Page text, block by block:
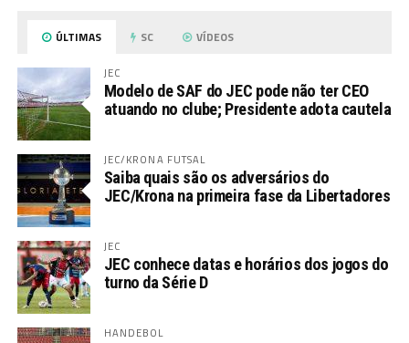
ÚLTIMAS SC VÍDEOS
JEC
Modelo de SAF do JEC pode não ter CEO
atuando no clube; Presidente adota cautela
JEC/KRONA FUTSAL
Saiba quais são os adversários do
JEC/Krona na primeira fase da Libertadores
JEC
JEC conhece datas e horários dos jogos do
turno da Série D
HANDEBOL